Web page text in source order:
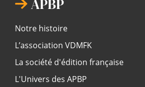
APBP
Notre histoire
L’association VDMFK
La société d'édition française
L'Univers des APBP